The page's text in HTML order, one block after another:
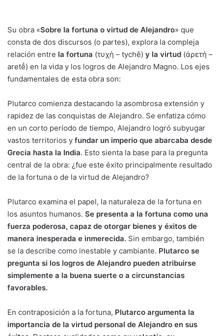
Su obra «Sobre la fortuna o virtud de Alejandro» que
consta de dos discursos (o partes), explora la compleja
relación entre la fortuna (τυχὴ – tychē) y la virtud (ἀρετή –
aretḗ) en la vida y los logros de Alejandro Magno. Los ejes
fundamentales de esta obra son:
Plutarco comienza destacando la asombrosa extensión y
rapidez de las conquistas de Alejandro. Se enfatiza cómo
en un corto período de tiempo, Alejandro logró subyugar
vastos territorios y fundar un imperio que abarcaba desde
Grecia hasta la India. Esto sienta la base para la pregunta
central de la obra: ¿fue este éxito principalmente resultado
de la fortuna o de la virtud de Alejandro?
Plutarco examina el papel, la naturaleza de la fortuna en
los asuntos humanos. Se presenta a la fortuna como una
fuerza poderosa, capaz de otorgar bienes y éxitos de
manera inesperada e inmerecida. Sin embargo, también
se la describe como inestable y cambiante. Plutarco se
pregunta si los logros de Alejandro pueden atribuirse
simplemente a la buena suerte o a circunstancias
favorables.
En contraposición a la fortuna, Plutarco argumenta la
importancia de la virtud personal de Alejandro en sus